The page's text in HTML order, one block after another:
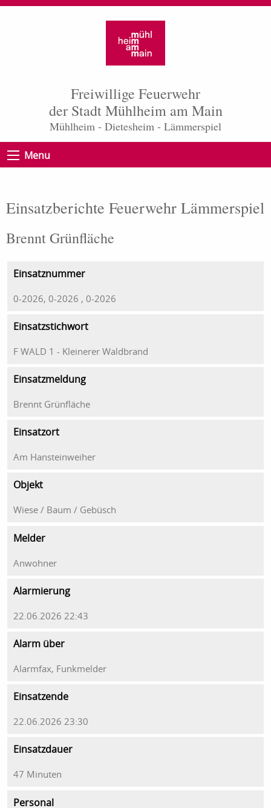
Freiwillige Feuerwehr
der Stadt Mühlheim am Main
Mühlheim - Dietesheim - Lämmerspiel
Menu
Einsatzberichte Feuerwehr Lämmerspiel
Brennt Grünfläche
Einsatznummer
0-2026, 0-2026 , 0-2026
Einsatzstichwort
F WALD 1 - Kleinerer Waldbrand
Einsatzmeldung
Brennt Grünfläche
Einsatzort
Am Hansteinweiher
Objekt
Wiese / Baum / Gebüsch
Melder
Anwohner
Alarmierung
22.06.2026 22:43
Alarm über
Alarmfax, Funkmelder
Einsatzende
22.06.2026 23:30
Einsatzdauer
47 Minuten
Personal